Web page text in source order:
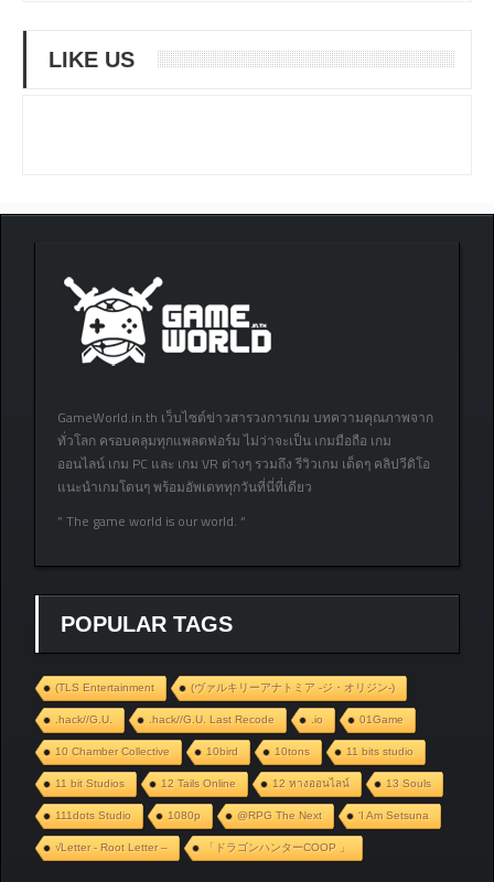
LIKE US
GameWorld.in.th เว็บไซต์ข่าวสารวงการเกม บทความคุณภาพจาก
ทั่วโลก ครอบคลุมทุกแพลตฟอร์ม ไม่ว่าจะเป็น เกมมือถือ เกม
ออนไลน์ เกม PC และ เกม VR ต่างๆ รวมถึง รีวิวเกม เด็ดๆ คลิปวีดิโอ
แนะนำเกมโดนๆ พร้อมอัพเดททุกวันที่นี่ที่เดียว
” The game world is our world. “
POPULAR TAGS
(TLS Entertainment (ヴァルキリーアナトミア ‐ジ・オリジン‐)
.hack//G.U. .hack//G.U. Last Recode .io 01Game
10 Chamber Collective 10bird 10tons 11 bits studio
11 bit Studios 12 Tails Online 12 หางออนไลน์ 13 Souls
111dots Studio 1080p @RPG The Next ‘I Am Setsuna
√Letter - Root Letter – 「ドラゴンハンターCOOP 」